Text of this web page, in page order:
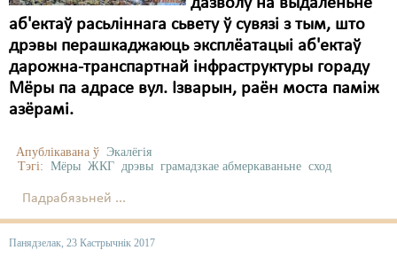
дазволу на выдаленьне
аб'ектаў расьліннага сьвету ў сувязі з тым, што
дрэвы перашкаджаюць эксплёатацыі аб'ектаў
дарожна-транспартнай інфраструктуры гораду
Мёры па адрасе вул. Ізварын, раён моста паміж
азёрамі.
Апублікавана ў Экалёгія
Тэгі: Мёры ЖКГ дрэвы грамадзкае абмеркаваньне сход
Падрабязьней ...
Панядзелак, 23 Кастрычнік 2017
Затрыманьні
Карная псыхіятрыя
КПЧ ААН
ЛПП
Мігранты
Мірныя сходы